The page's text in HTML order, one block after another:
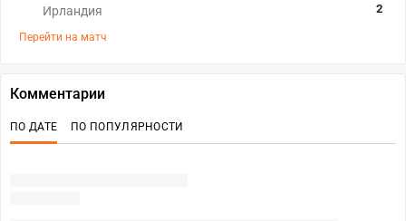
Ирландия
2
Перейти на матч
Комментарии
ПО ДАТЕ ПО ПОПУЛЯРНОСТИ